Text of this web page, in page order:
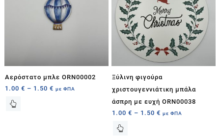
Aερόστατο μπλε ORN00002
1.00 € – 1.50 € με ΦΠΑ
Ξύλινη φιγούρα
χριστουγεννιάτικη μπάλα
άσπρη με ευχή ORN00038
1.00€ – 1.50€ με ΦΠΑ